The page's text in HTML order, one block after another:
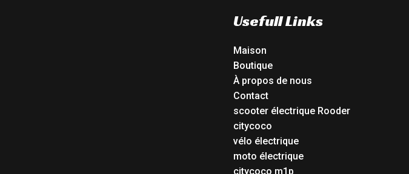
Usefull Links
Maison
Boutique
À propos de nous
Contact
scooter électrique Rooder
citycoco
vélo électrique
moto électrique
citycoco m1p